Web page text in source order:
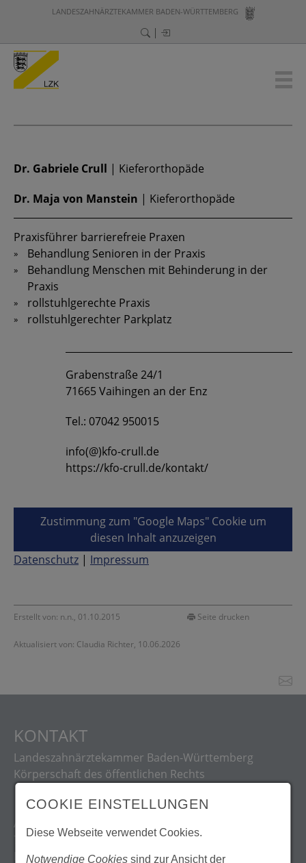
LANDESZAHNÄRZTEKAMMER BADEN-WÜRTTEMBERG
Dr. Gabriele Crull | Kieferorthopäde
Dr. Maja von Manstein | Kieferorthopäde
Praxisführer barrierefreie Praxen
Behandlung Senioren in der Praxis
Behandlung Menschen mit Behinderung in der
Praxis
rollstuhlgerechte Praxis
rollstuhlgerechter Parkplatz
Grabenstraße 24/1
71665 Vaihingen an der Enz
Tel.: 07042 950015
info(@)kfo-crull.de
https://kfo-crull.de/kontakt/
Zustimmung zum "Google Maps" Cookie um
diesen Inhalt anzuzeigen
Datenschutz | Impressum
Erstellt von: n.n., 01.10.2015
Aktualisiert von: Claudia Richter, 10.06.2026
Seite drucken
KONTAKT
Landeszahnärztekammer Baden-Württemberg
Körperschaft des öffentlichen Rechts
Albstadtweg 9
70567 Stuttgart
Deutschland
COOKIE EINSTELLUNGEN
Diese Webseite verwendet Cookies.
Notwendige Cookiessind zur Ansicht der